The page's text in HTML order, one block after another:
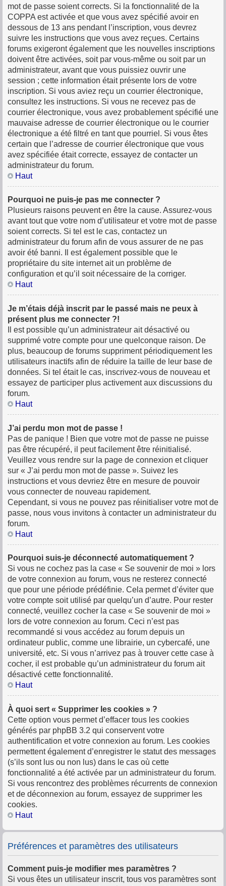
mot de passe soient corrects. Si la fonctionnalité de la
COPPA est activée et que vous avez spécifié avoir en
dessous de 13 ans pendant l’inscription, vous devrez
suivre les instructions que vous avez reçues. Certains
forums exigeront également que les nouvelles inscriptions
doivent être activées, soit par vous-même ou soit par un
administrateur, avant que vous puissiez ouvrir une
session ; cette information était présente lors de votre
inscription. Si vous aviez reçu un courrier électronique,
consultez les instructions. Si vous ne recevez pas de
courrier électronique, vous avez probablement spécifié une
mauvaise adresse de courrier électronique ou le courrier
électronique a été filtré en tant que pourriel. Si vous êtes
certain que l’adresse de courrier électronique que vous
avez spécifiée était correcte, essayez de contacter un
administrateur du forum.
Haut
Pourquoi ne puis-je pas me connecter ?
Plusieurs raisons peuvent en être la cause. Assurez-vous
avant tout que votre nom d’utilisateur et votre mot de passe
soient corrects. Si tel est le cas, contactez un
administrateur du forum afin de vous assurer de ne pas
avoir été banni. Il est également possible que le
propriétaire du site internet ait un problème de
configuration et qu’il soit nécessaire de la corriger.
Haut
Je m’étais déjà inscrit par le passé mais ne peux à
présent plus me connecter ?!
Il est possible qu’un administrateur ait désactivé ou
supprimé votre compte pour une quelconque raison. De
plus, beaucoup de forums suppriment périodiquement les
utilisateurs inactifs afin de réduire la taille de leur base de
données. Si tel était le cas, inscrivez-vous de nouveau et
essayez de participer plus activement aux discussions du
forum.
Haut
J’ai perdu mon mot de passe !
Pas de panique ! Bien que votre mot de passe ne puisse
pas être récupéré, il peut facilement être réinitialisé.
Veuillez vous rendre sur la page de connexion et cliquer
sur « J’ai perdu mon mot de passe ». Suivez les
instructions et vous devriez être en mesure de pouvoir
vous connecter de nouveau rapidement.
Cependant, si vous ne pouvez pas réinitialiser votre mot de
passe, nous vous invitons à contacter un administrateur du
forum.
Haut
Pourquoi suis-je déconnecté automatiquement ?
Si vous ne cochez pas la case « Se souvenir de moi » lors
de votre connexion au forum, vous ne resterez connecté
que pour une période prédéfinie. Cela permet d’éviter que
votre compte soit utilisé par quelqu’un d’autre. Pour rester
connecté, veuillez cocher la case « Se souvenir de moi »
lors de votre connexion au forum. Ceci n’est pas
recommandé si vous accédez au forum depuis un
ordinateur public, comme une librairie, un cybercafé, une
université, etc. Si vous n’arrivez pas à trouver cette case à
cocher, il est probable qu’un administrateur du forum ait
désactivé cette fonctionnalité.
Haut
À quoi sert « Supprimer les cookies » ?
Cette option vous permet d’effacer tous les cookies
générés par phpBB 3.2 qui conservent votre
authentification et votre connexion au forum. Les cookies
permettent également d’enregistrer le statut des messages
(s’ils sont lus ou non lus) dans le cas où cette
fonctionnalité a été activée par un administrateur du forum.
Si vous rencontrez des problèmes récurrents de connexion
et de déconnexion au forum, essayez de supprimer les
cookies.
Haut
Préférences et paramètres des utilisateurs
Comment puis-je modifier mes paramètres ?
Si vous êtes un utilisateur inscrit, tous vos paramètres sont